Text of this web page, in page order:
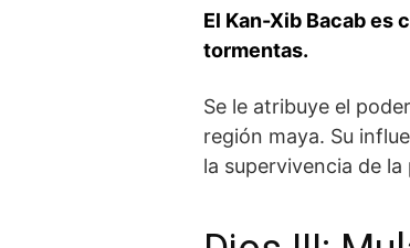
El Kan-Xib Bacab es⁢
tormentas.
Se le atribuye el‌
región maya. Su
la supervivencia de ​la